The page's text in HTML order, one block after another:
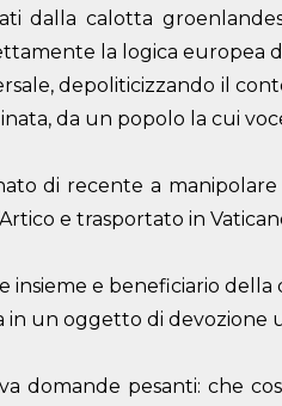
dalla calotta
la logica europea
depoliticizzando il
da un popolo la cui
di recente a
e trasportato in
insieme e beneficiario
in un oggetto di devozione
domande pesanti: che